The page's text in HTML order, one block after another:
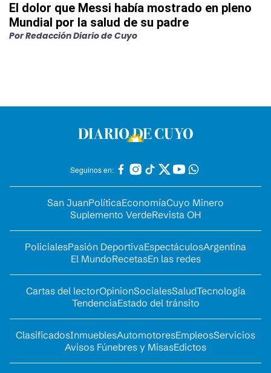
El dolor que Messi había mostrado en pleno
Mundial por la salud de su padre
PorRedacción Diario de Cuyo
Seguinos en:
San JuanPolíticaEconomíaCuyo Minero
Suplemento VerdeRevista OH
PolicialesPasión DeportivaEspectáculosArgentina
El MundoRecetasEn las redes
Cartas del lectorOpinionSocialesSaludTecnología
TendenciaEstado del tránsito
ClasificadosInmueblesAutomotoresEmpleosServicios
Avisos Fúnebres y MisasEdictos